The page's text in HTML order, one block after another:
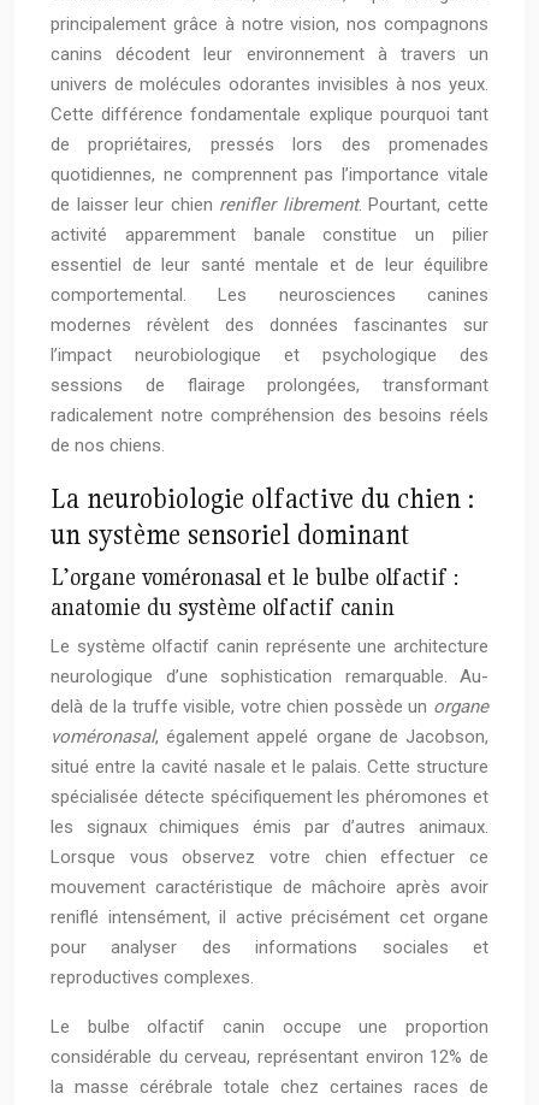
principalement grâce à notre vision, nos compagnons
canins décodent leur environnement à travers un
univers de molécules odorantes invisibles à nos yeux.
Cette différence fondamentale explique pourquoi tant
de propriétaires, pressés lors des promenades
quotidiennes, ne comprennent pas l’importance vitale
de laisser leur chien renifler librement. Pourtant, cette
activité apparemment banale constitue un pilier
essentiel de leur santé mentale et de leur équilibre
comportemental. Les neurosciences canines
modernes révèlent des données fascinantes sur
l’impact neurobiologique et psychologique des
sessions de flairage prolongées, transformant
radicalement notre compréhension des besoins réels
de nos chiens.
La neurobiologie olfactive du chien :
un système sensoriel dominant
L’organe voméronasal et le bulbe olfactif :
anatomie du système olfactif canin
Le système olfactif canin représente une architecture
neurologique d’une sophistication remarquable. Au-
delà de la truffe visible, votre chien possède un organe
voméronasal, également appelé organe de Jacobson,
situé entre la cavité nasale et le palais. Cette structure
spécialisée détecte spécifiquement les phéromones et
les signaux chimiques émis par d’autres animaux.
Lorsque vous observez votre chien effectuer ce
mouvement caractéristique de mâchoire après avoir
reniflé intensément, il active précisément cet organe
pour analyser des informations sociales et
reproductives complexes.
Le bulbe olfactif canin occupe une proportion
considérable du cerveau, représentant environ 12% de
la masse cérébrale totale chez certaines races de